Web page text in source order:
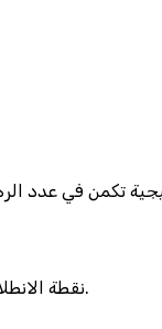
نقطة الانطلاق هي فهم أن الكينو يملك 80 رقمًا محتملًا، لذا فرص الفوز الفردية تساوي 1/80≈1.25٪، وهذا هو الرقم الذي لا يختفي في أي إعلان.